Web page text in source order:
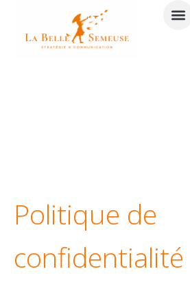
Politique de
confidentialité